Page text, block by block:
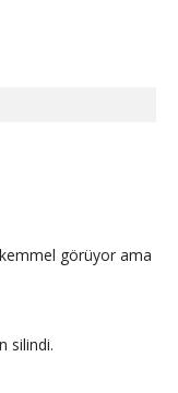
görüyor ama
silindi.